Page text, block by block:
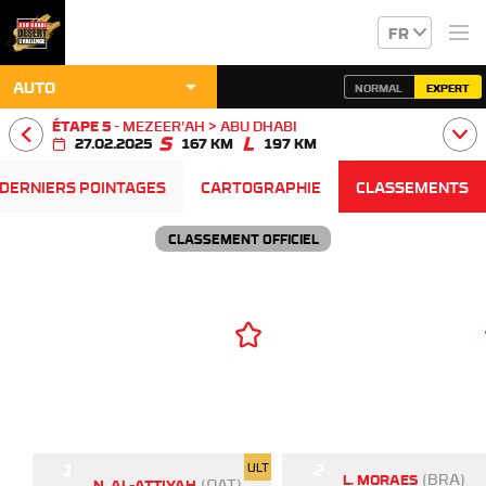
FR
AUTO arrow_drop_down NORMAL EXPERT
ÉTAPE 5- MEZEER'AH > ABU DHABI
27.02.2025 167 KM 197 KM
DERNIERS POINTAGES CARTOGRAPHIE CLASSEMENTS
CLASSEMENT OFFICIEL
ULT
L. MORAES (BRA)